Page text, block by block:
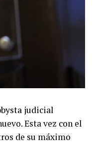
judicial
Esta vez con el
de su máximo